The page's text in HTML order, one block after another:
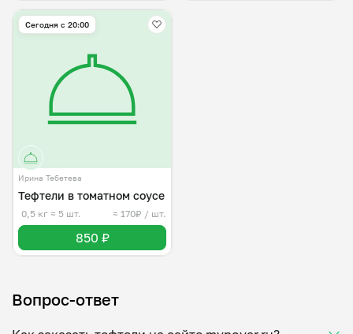
Сегодня с 20:00
Ирина Тебетева
Тефтели в томатном соусе
0,5 кг ≈ 5 шт. ≈ 170₽ / шт.
850 ₽
Вопрос-ответ